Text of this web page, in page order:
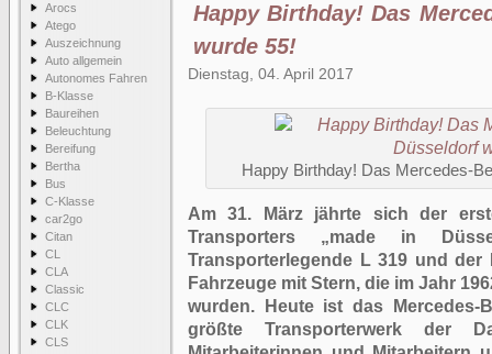
Arocs
Atego
Auszeichnung
Auto allgemein
Autonomes Fahren
B-Klasse
Baureihen
Beleuchtung
Bereifung
Bertha
Bus
C-Klasse
car2go
Citan
CL
CLA
Classic
CLC
CLK
CLS
Happy Birthday! Das
wurde 55!
Dienstag, 04. April 2017
Happy Birthday! Das Mercedes-
Am 31. März jährte sich der
Transporters „made in
Transporterlegende L 319 und
Fahrzeuge mit Stern, die im Jahr
wurden. Heute ist das Mercedes-
größte Transporterwerk der